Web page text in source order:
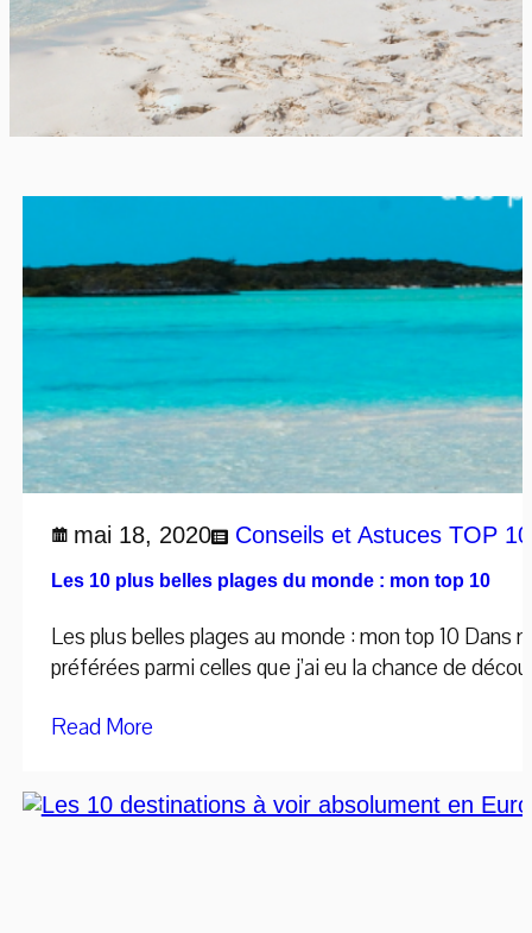
mai 18, 2020 Conseils et Astuces TOP
Les 10 plus belles plages du monde : mon top 10
Les plus belles plages au monde : mon top 10 Dans
préférées parmi celles que j’ai eu la chance de
Read More